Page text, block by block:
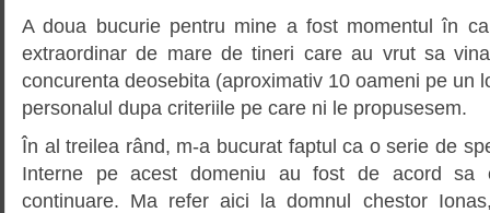
A doua bucurie pentru mine a fost momentul în
extraordinar de mare de tineri care au vrut sa
concurenta deosebita (aproximativ 10 oameni pe un
personalul dupa criteriile pe care ni le propusesem.
În al treilea rând, m-a bucurat faptul ca o serie de
Interne pe acest domeniu au fost de acord sa
continuare. Ma refer aici la domnul chestor